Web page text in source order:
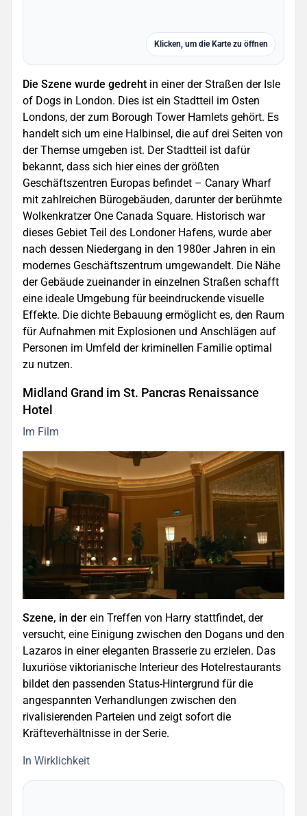
Klicken, um die Karte zu öffnen
Die Szene wurde gedreht in einer der Straßen der Isle
of Dogs in London. Dies ist ein Stadtteil im Osten
Londons, der zum Borough Tower Hamlets gehört. Es
handelt sich um eine Halbinsel, die auf drei Seiten von
der Themse umgeben ist. Der Stadtteil ist dafür
bekannt, dass sich hier eines der größten
Geschäftszentren Europas befindet – Canary Wharf
mit zahlreichen Bürogebäuden, darunter der berühmte
Wolkenkratzer One Canada Square. Historisch war
dieses Gebiet Teil des Londoner Hafens, wurde aber
nach dessen Niedergang in den 1980er Jahren in ein
modernes Geschäftszentrum umgewandelt. Die Nähe
der Gebäude zueinander in einzelnen Straßen schafft
eine ideale Umgebung für beeindruckende visuelle
Effekte. Die dichte Bebauung ermöglicht es, den Raum
für Aufnahmen mit Explosionen und Anschlägen auf
Personen im Umfeld der kriminellen Familie optimal
zu nutzen.
Midland Grand im St. Pancras Renaissance
Hotel
Im Film
Szene, in der ein Treffen von Harry stattfindet, der
versucht, eine Einigung zwischen den Dogans und den
Lazaros in einer eleganten Brasserie zu erzielen. Das
luxuriöse viktorianische Interieur des Hotelrestaurants
bildet den passenden Status-Hintergrund für die
angespannten Verhandlungen zwischen den
rivalisierenden Parteien und zeigt sofort die
Kräfteverhältnisse in der Serie.
In Wirklichkeit